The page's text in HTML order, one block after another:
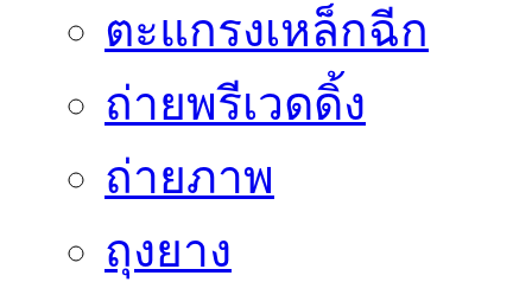
ตะแกรงเหล็กฉีก
ถ่ายพรีเวดดิ้ง
ถ่ายภาพ
ถุงยาง